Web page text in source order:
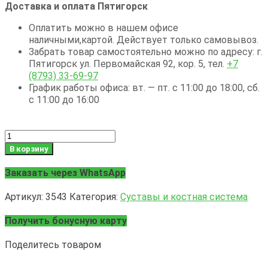
Доставка и оплата Пятигорск
Оплатить можно в нашем офисе
наличными,картой. Действует только самовывоз.
Забрать товар самостоятельно можно по адресу: г.
Пятигорск ул. Первомайская 92, кор. 5, тел. +7
(8793) 33-69-97
График работы офиса: вт. — пт. с 11:00 до 18:00, сб.
с 11:00 до 16:00
Количество
товара
Био
Коллаген
суставов
В корзину
Заказать через WhatsApp
Артикул: 3543 Категория: Суставы и костная система
Получить бонусную карту
Поделитесь товаром